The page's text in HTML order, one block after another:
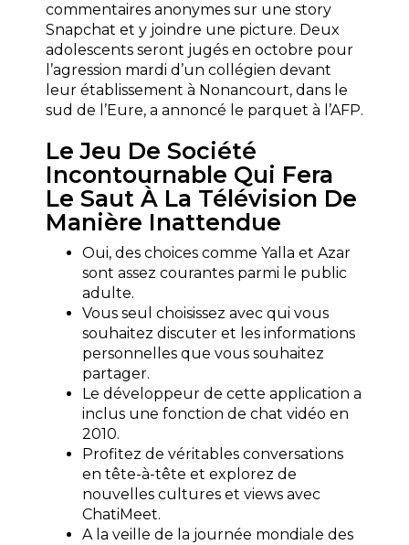
commentaires anonymes sur une story
Snapchat et y joindre une picture. Deux
adolescents seront jugés en octobre pour
l’agression mardi d’un collégien devant
leur établissement à Nonancourt, dans le
sud de l’Eure, a annoncé le parquet à l’AFP.
Le Jeu De Société
Incontournable Qui Fera
Le Saut À La Télévision De
Manière Inattendue
Oui, des choices comme Yalla et Azar
sont assez courantes parmi le public
adulte.
Vous seul choisissez avec qui vous
souhaitez discuter et les informations
personnelles que vous souhaitez
partager.
Le développeur de cette application a
inclus une fonction de chat vidéo en
2010.
Profitez de véritables conversations
en tête-à-tête et explorez de
nouvelles cultures et views avec
ChatiMeet.
A la veille de la journée mondiale des